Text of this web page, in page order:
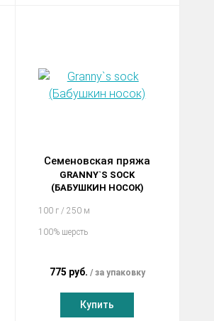
Семеновская пряжа
GRANNY`S SOCK
(БАБУШКИН НОСОК)
100 г / 250 м
100% шерсть
775 руб. за упаковку
Купить